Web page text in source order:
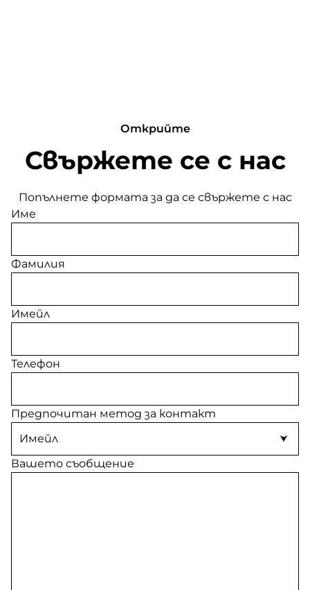
Открийте
Свържете се с нас
Попълнете формата за да се свържете с нас
Име
Фамилия
Имейл
Телефон
Предпочитан метод за контакт
Вашето съобщение